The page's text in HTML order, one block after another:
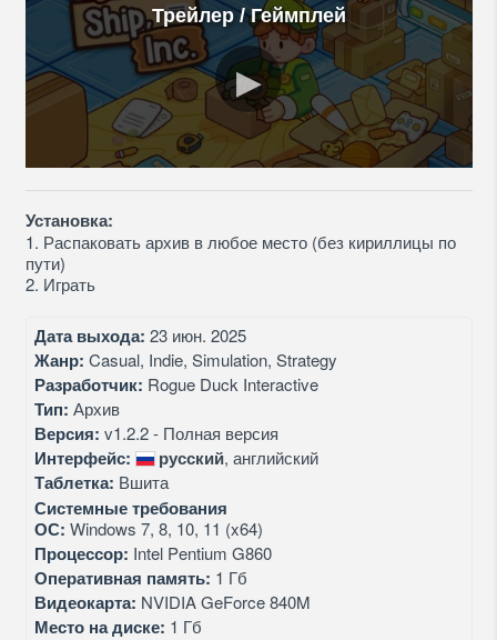
Трейлер / Геймплей
Установка:
1. Распаковать архив в любое место (без кириллицы по
пути)
2. Играть
Дата выхода: 23 июн. 2025
Жанр: Casual, Indie, Simulation, Strategy
Разработчик: Rogue Duck Interactive
Тип: Архив
Версия: v1.2.2 - Полная версия
Интерфейс: русский, английский
Таблетка: Вшита
Системные требования
ОС: Windows 7, 8, 10, 11 (x64)
Процессор: Intel Pentium G860
Оперативная память: 1 Гб
Видеокарта: NVIDIA GeForce 840M
Место на диске: 1 Гб